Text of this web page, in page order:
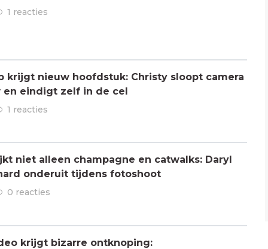
1 reacties
krijgt nieuw hoofdstuk: Christy sloopt camera
en eindigt zelf in de cel
1 reacties
niet alleen champagne en catwalks: Daryl
onderuit tijdens fotoshoot
0 reacties
krijgt bizarre ontknoping: